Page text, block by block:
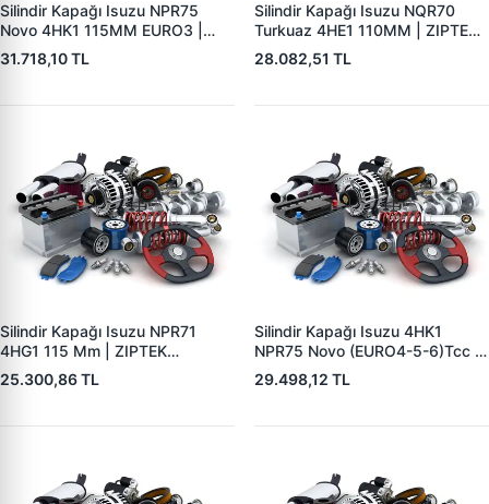
Silindir Kapağı Isuzu NPR75
Novo 4HK1 115MM EURO3 |
ZIPTEK 8980184542 | OEM
8980184542 8981706171
31.718,10 TL
Silindir Kapağı Isuzu NQR70
Turkuaz 4HE1 110MM | ZIPTEK
8970881483 | OEM
8970881483 8973583632
28.082,51 TL
Silindir Kapağı Isuzu NPR71
4HG1 115 Mm | ZIPTEK
897358368251 | OEM
897358368251 897207133151
25.300,86 TL
Silindir Kapağı Isuzu 4HK1
NPR75 Novo (EURO4-5-6)Tcc |
ZIPTEK 898170619051 | OEM
8981706190 8980184542
8980184546
29.498,12 TL